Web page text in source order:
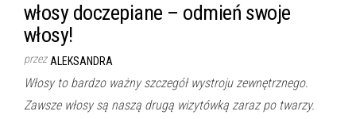
włosy doczepiane – odmień swoje
włosy!
przez ALEKSANDRA
Włosy to bardzo ważny szczegół wystroju zewnętrznego.
Zawsze włosy są naszą drugą wizytówką zaraz po twarzy.